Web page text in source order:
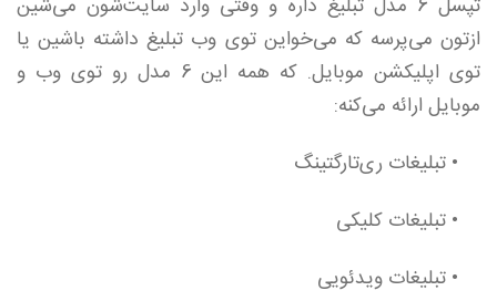
تپسل 6 مدل تبلیغ داره و وقتی وارد سایت‌شون می‌شین
ازتون می‌پرسه که می‌خواین توی وب تبلیغ داشته باشین یا
توی اپلیکشن موبایل. که همه این 6 مدل رو توی وب و
موبایل ارائه می‌کنه:
• تبلیغات ری‌تارگتینگ
• تبلیغات کلیکی
• تبلیغات ویدئویی